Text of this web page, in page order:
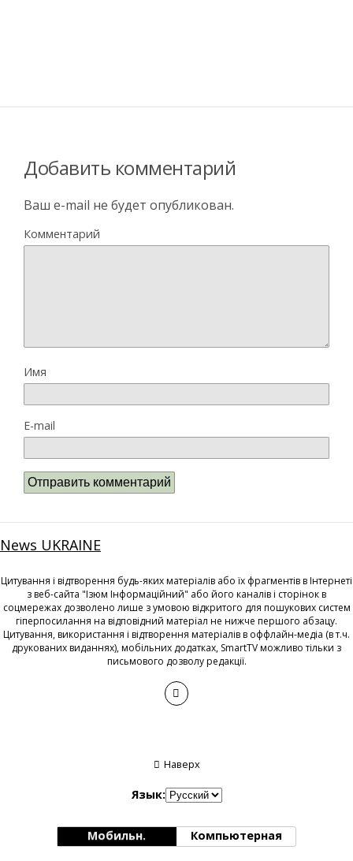
Добавить комментарий
Ваш e-mail не будет опубликован.
Комментарий
Имя
E-mail
News UKRAINE
Цитування і відтворення будь-яких матеріалів або їх фрагментів в Інтернеті
з веб-сайта "Ізюм Інформаційний" або його каналів і сторінок в
соцмережах дозволено лише з умовою відкритого для пошукових систем
гіперпосилання на відповідний матеріал не нижче першого абзацу.
Цитування, використання і відтворення матеріалів в оффлайн-медіа (в т.ч.
друкованих виданнях), мобільних додатках, SmartTV можливо тільки з
письмового дозволу редакції.
Наверх
Язык:
Мобильн. Компьютерная